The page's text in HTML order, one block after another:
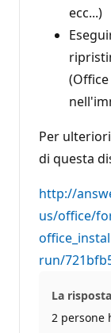
ecc...)
Per
di questa
http://
us/office/
run/
La
2 persone